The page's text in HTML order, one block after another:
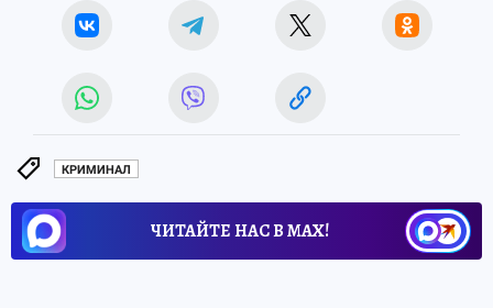
КРИМИНАЛ
ЧИТАЙТЕ НАС В МАХ!